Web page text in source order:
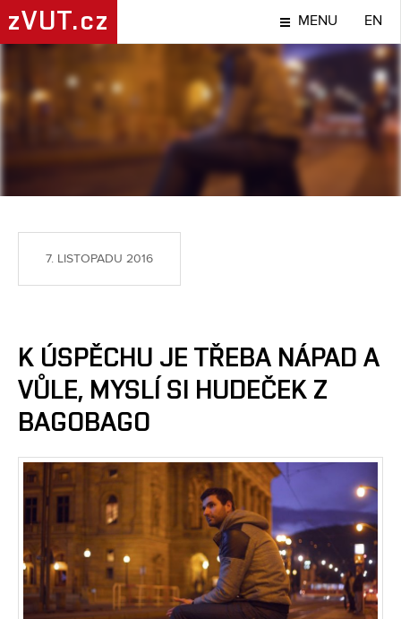
zVUT.cz MENU EN
NÁPADY A OBJEVY
7. LISTOPADU 2016
K ÚSPĚCHU JE TŘEBA NÁPAD A
VŮLE, MYSLÍ SI HUDEČEK Z
BAGOBAGO